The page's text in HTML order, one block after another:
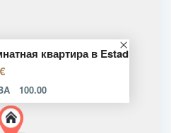
квартира в Estad
100.00